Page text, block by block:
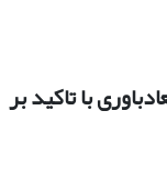
با تاکید بر